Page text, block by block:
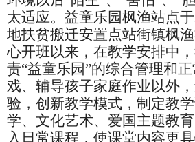
太适应。益童乐园枫渔站点于
地扶贫搬迁安置点站街镇枫渔
心开班以来 ， 在教学安排中
责“益童乐园”的综合管理和
戏、辅导孩子家庭作业以外
验，创新教学模式，制定教
学、文化艺术、爱国主题教
入日常课程 ， 使课堂内容更